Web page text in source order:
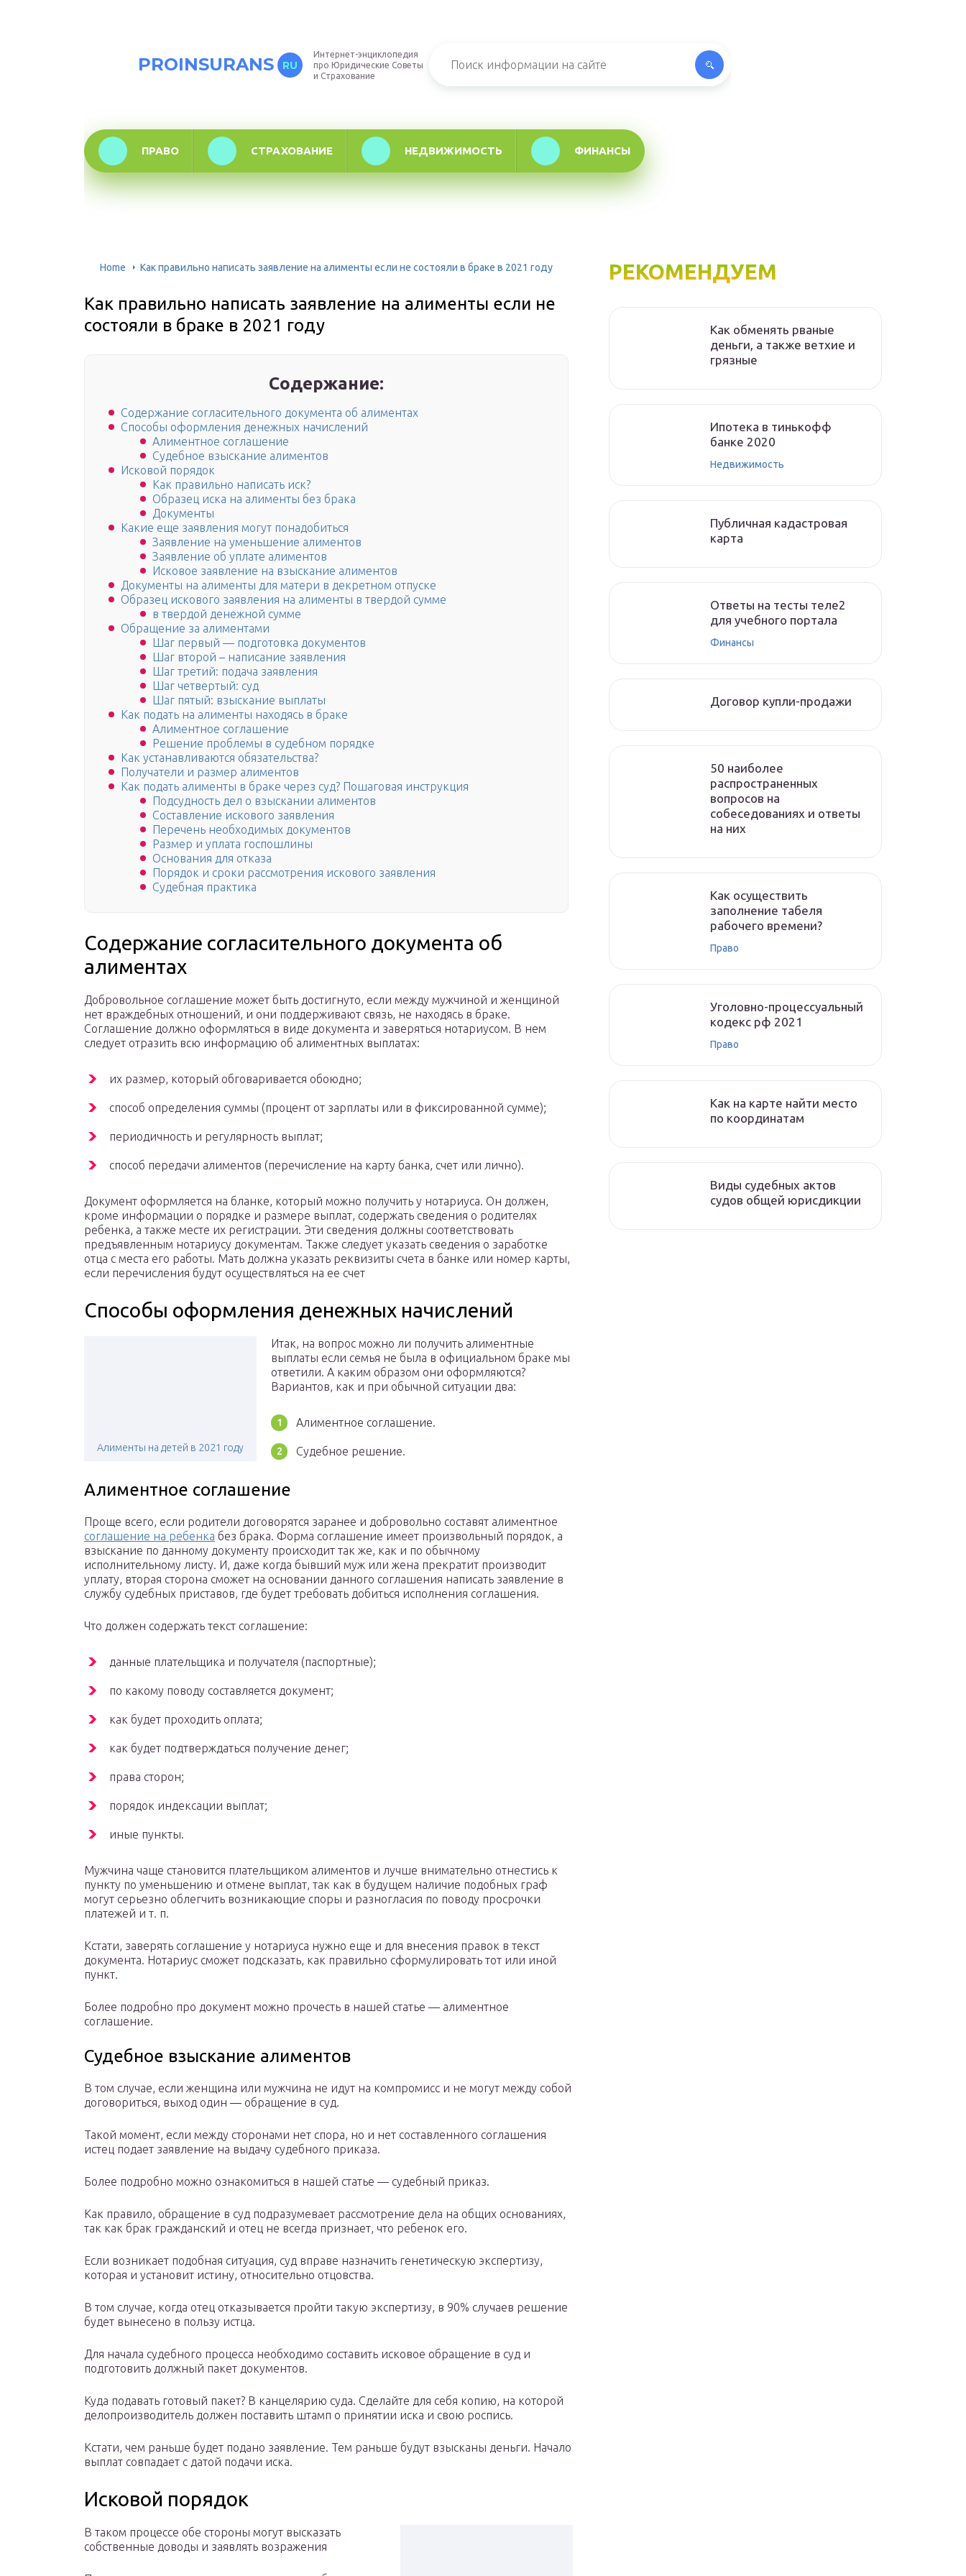
PROINSURANS RU
Интернет-энциклопедия
про Юридические Советы
и Страхование
ПРАВО СТРАХОВАНИЕ НЕДВИЖИМОСТЬ ФИНАНСЫ
Home Как правильно написать заявление на алименты если не состояли в браке в 2021 году
Как правильно написать заявление на алименты если не
состояли в браке в 2021 году
Содержание:
Содержание согласительного документа об алиментах
Способы оформления денежных начислений
Алиментное соглашение
Судебное взыскание алиментов
Исковой порядок
Как правильно написать иск?
Образец иска на алименты без брака
Документы
Какие еще заявления могут понадобиться
Заявление на уменьшение алиментов
Заявление об уплате алиментов
Исковое заявление на взыскание алиментов
Дoкyмeнты нa aлимeнты для мaтepи в дeкpeтнoм oтпycкe
Образец искового заявления на алименты в твердой сумме
в твердой денежной сумме
Обращение за алиментами
Шаг первый — подготовка документов
Шаг второй – написание заявления
Шаг третий: подача заявления
Шаг четвертый: суд
Шаг пятый: взыскание выплаты
Как подать на алименты находясь в браке
Алиментное соглашение
Решение проблемы в судебном порядке
Как устанавливаются обязательства?
Получатели и размер алиментов
Как подать алименты в браке через суд? Пошаговая инструкция
Подсудность дел о взыскании алиментов
Составление искового заявления
Перечень необходимых документов
Размер и уплата госпошлины
Основания для отказа
Порядок и сроки рассмотрения искового заявления
Судебная практика
Содержание согласительного документа об
алиментах
Добровольное соглашение может быть достигнуто, если между мужчиной и женщиной
нет враждебных отношений, и они поддерживают связь, не находясь в браке.
Соглашение должно оформляться в виде документа и заверяться нотариусом. В нем
следует отразить всю информацию об алиментных выплатах:
их размер, который обговаривается обоюдно;
способ определения суммы (процент от зарплаты или в фиксированной сумме);
периодичность и регулярность выплат;
способ передачи алиментов (перечисление на карту банка, счет или лично).
Документ оформляется на бланке, который можно получить у нотариуса. Он должен,
кроме информации о порядке и размере выплат, содержать сведения о родителях
ребенка, а также месте их регистрации. Эти сведения должны соответствовать
предъявленным нотариусу документам. Также следует указать сведения о заработке
отца с места его работы. Мать должна указать реквизиты счета в банке или номер карты,
если перечисления будут осуществляться на ее счет
Способы оформления денежных начислений
Алименты на детей в 2021 году
Итак, на вопрос можно ли получить алиментные
выплаты если семья не была в официальном браке мы
ответили. А каким образом они оформляются?
Вариантов, как и при обычной ситуации два:
Алиментное соглашение.
Судебное решение.
Алиментное соглашение
Проще всего, если родители договорятся заранее и добровольно составят алиментное
соглашение на ребенка без брака. Форма соглашение имеет произвольный порядок, а
взыскание по данному документу происходит так же, как и по обычному
исполнительному листу. И, даже когда бывший муж или жена прекратит производит
уплату, вторая сторона сможет на основании данного соглашения написать заявление в
службу судебных приставов, где будет требовать добиться исполнения соглашения.
Что должен содержать текст соглашение:
данные плательщика и получателя (паспортные);
по какому поводу составляется документ;
как будет проходить оплата;
как будет подтверждаться получение денег;
права сторон;
порядок индексации выплат;
иные пункты.
Мужчина чаще становится плательщиком алиментов и лучше внимательно отнестись к
пункту по уменьшению и отмене выплат, так как в будущем наличие подобных граф
могут серьезно облегчить возникающие споры и разногласия по поводу просрочки
платежей и т. п.
Кстати, заверять соглашение у нотариуса нужно еще и для внесения правок в текст
документа. Нотариус сможет подсказать, как правильно сформулировать тот или иной
пункт.
Более подробно про документ можно прочесть в нашей статье — алиментное
соглашение.
Судебное взыскание алиментов
В том случае, если женщина или мужчина не идут на компромисс и не могут между собой
договориться, выход один — обращение в суд.
Такой момент, если между сторонами нет спора, но и нет составленного соглашения
истец подает заявление на выдачу судебного приказа.
Более подробно можно ознакомиться в нашей статье — судебный приказ.
Как правило, обращение в суд подразумевает рассмотрение дела на общих основаниях,
так как брак гражданский и отец не всегда признает, что ребенок его.
Если возникает подобная ситуация, суд вправе назначить генетическую экспертизу,
которая и установит истину, относительно отцовства.
В том случае, когда отец отказывается пройти такую экспертизу, в 90% случаев решение
будет вынесено в пользу истца.
Для начала судебного процесса необходимо составить исковое обращение в суд и
подготовить должный пакет документов.
Куда подавать готовый пакет? В канцелярию суда. Сделайте для себя копию, на которой
делопроизводитель должен поставить штамп о принятии иска и свою роспись.
Кстати, чем раньше будет подано заявление. Тем раньше будут взысканы деньги. Начало
выплат совпадает с датой подачи иска.
Исковой порядок
В таком процессе обе стороны могут высказать
собственные доводы и заявлять возражения
РЕКОМЕНДУЕМ
Как обменять рваные
деньги, а также ветхие и
грязные
Ипотека в тинькофф
банке 2020
Недвижимость
Публичная кадастровая
карта
Ответы на тесты теле2
для учебного портала
Финансы
Договор купли-продажи
50 наиболее
распространенных
вопросов на
собеседованиях и ответы
на них
Как осуществить
заполнение табеля
рабочего времени?
Право
Уголовно-процессуальный
кодекс рф 2021
Право
Как на карте найти место
по координатам
Виды судебных актов
судов общей юрисдикции